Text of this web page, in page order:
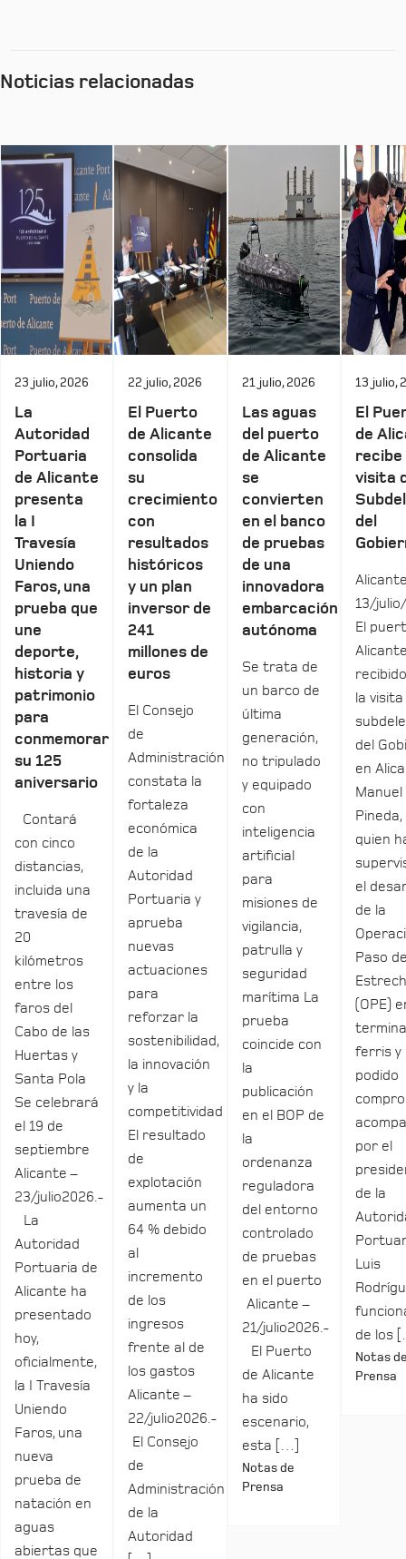
Noticias relacionadas
23 julio, 2026
La
Autoridad
Portuaria
de Alicante
presenta
la I
Travesía
Uniendo
Faros, una
prueba que
une
deporte,
historia y
patrimonio
para
conmemorar
su 125
aniversario
Contará
con cinco
distancias,
incluida una
travesía de
20
kilómetros
entre los
faros del
Cabo de las
Huertas y
Santa Pola
Se celebrará
el 19 de
septiembre
Alicante –
23/julio2026.-
La
Autoridad
Portuaria de
Alicante ha
presentado
hoy,
oficialmente,
la I Travesía
Uniendo
Faros, una
nueva
prueba de
natación en
aguas
abiertas que
22 julio, 2026
El Puerto
de Alicante
consolida
su
crecimiento
con
resultados
históricos
y un plan
inversor de
241
millones de
euros
El Consejo
de
Administración
constata la
fortaleza
económica
de la
Autoridad
Portuaria y
aprueba
nuevas
actuaciones
para
reforzar la
sostenibilidad,
la innovación
y la
competitividad
El resultado
de
explotación
aumenta un
64 % debido
al
incremento
de los
ingresos
frente al de
los gastos
Alicante –
22/julio2026.-
El Consejo
de
Administración
de la
Autoridad
21 julio, 2026
Las aguas
del puerto
de Alicante
se
convierten
en el banco
de pruebas
de una
innovadora
embarcación
autónoma
Se trata de
un barco de
última
generación,
no tripulado
y equipado
con
inteligencia
artificial
para
misiones de
vigilancia,
patrulla y
seguridad
marítima La
prueba
coincide con
la
publicación
en el BOP de
la
ordenanza
reguladora
del entorno
controlado
de pruebas
en el puerto
Alicante –
21/julio2026.-
El Puerto
de Alicante
ha sido
escenario,
esta […]
Notas de
Prensa
13 julio,
El
de
recibe
visita
del
13/
El
la
del
en
Manuel
Pineda,
quien
el
de la
Paso
(OPE)
ferris y
podido
por el
de la
Luis
de los
Notas
Prensa